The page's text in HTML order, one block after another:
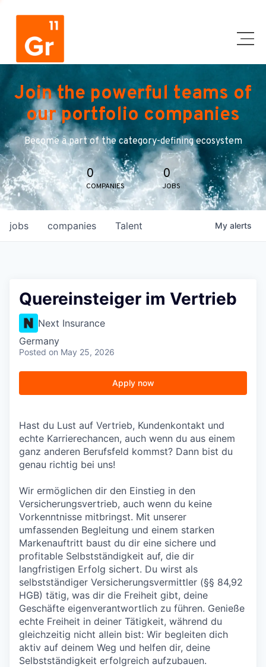
Join the powerful teams of
our portfolio companies
Become a part of the category-defining ecosystem
0
COMPANIES
0
JOBS
jobs companies Talent My alerts
Quereinsteiger im Vertrieb
Next Insurance
Germany
Posted on May 25, 2026
Apply now
Hast du Lust auf Vertrieb, Kundenkontakt und
echte Karrierechancen, auch wenn du aus einem
ganz anderen Berufsfeld kommst? Dann bist du
genau richtig bei uns!
Wir ermöglichen dir den Einstieg in den
Versicherungsvertrieb, auch wenn du keine
Vorkenntnisse mitbringst. Mit unserer
umfassenden Begleitung und einem starken
Markenauftritt baust du dir eine sichere und
profitable Selbstständigkeit auf, die dir
langfristigen Erfolg sichert. Du wirst als
selbstständiger Versicherungsvermittler (§§ 84,92
HGB) tätig, was dir die Freiheit gibt, deine
Geschäfte eigenverantwortlich zu führen. Genieße
echte Freiheit in deiner Tätigkeit, während du
gleichzeitig nicht allein bist: Wir begleiten dich
aktiv auf deinem Weg und helfen dir, deine
Selbstständigkeit erfolgreich aufzubauen.